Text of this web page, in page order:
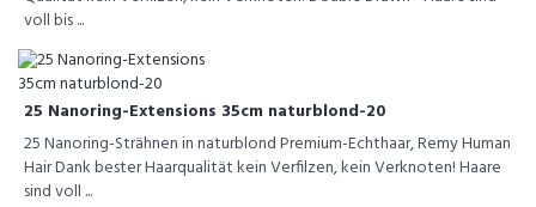
voll bis ...
25 Nanoring-Extensions 35cm naturblond-20
25 Nanoring-Strähnen in naturblond Premium-Echthaar, Remy Human
Hair Dank bester Haarqualität kein Verfilzen, kein Verknoten! Haare
sind voll ...